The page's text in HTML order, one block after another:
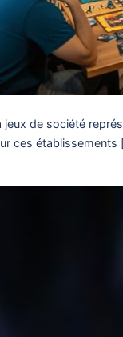
jeux de société
ces établissements